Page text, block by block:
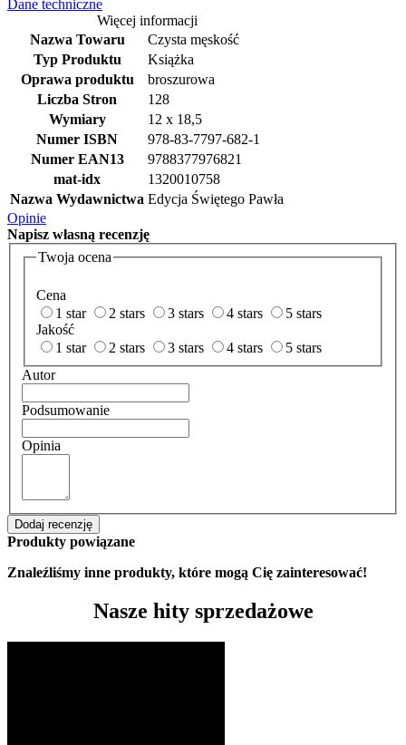
Dane techniczne
Więcej informacji
Nazwa Towaru
Czysta męskość
Typ Produktu
Książka
Oprawa produktu
broszurowa
Liczba Stron
128
Wymiary
12 x 18,5
Numer ISBN
978-83-7797-682-1
Numer EAN13
9788377976821
mat-idx
1320010758
Nazwa Wydawnictwa Edycja Świętego Pawła
Opinie
Napisz własną recenzję
Twoja ocena
Cena
1 star
2 stars 3 stars 4 stars
5 stars
Jakość
1 star
2 stars 3 stars 4 stars
5 stars
Autor
Podsumowanie
Opinia
Dodaj recenzję
Produkty powiązane
Znaleźliśmy inne produkty, które mogą Cię zainteresować!
Nasze hity sprzedażowe